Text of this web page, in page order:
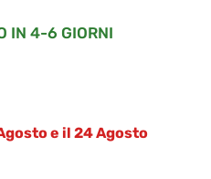
IN 4-6 GIORNI
e il 24 Agosto